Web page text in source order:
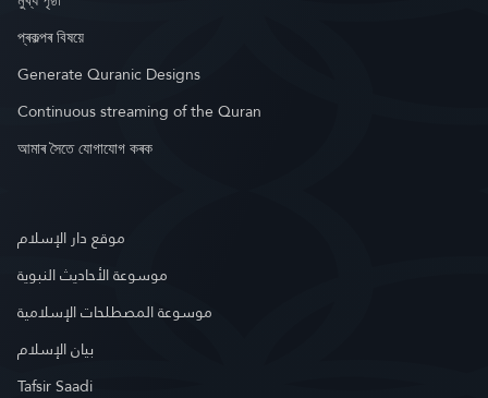
প্ৰকল্পৰ বিষয়ে
Generate Quranic Designs
Continuous streaming of the Quran
আমাৰ সৈতে যোগাযোগ কৰক
موقع دار الإسلام
موسوعة الأحاديث النبوية
موسوعة المصطلحات الإسلامية
بيان الإسلام
Tafsir Saadi